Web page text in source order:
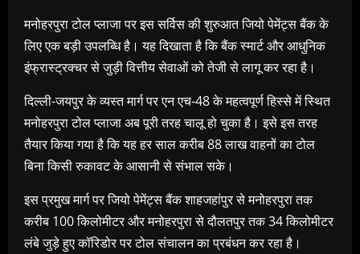
मनोहरपुरा टोल प्लाजा पर इस सर्विस की शुरुआत जियो पेमेंट्स बैंक के
लिए एक बड़ी उपलब्धि है। यह दिखाता है कि बैंक स्मार्ट और आधुनिक
इंफ्रास्ट्रक्चर से जुड़ी वित्तीय सेवाओं को तेजी से लागू कर रहा है।
दिल्ली-जयपुर के व्यस्त मार्ग पर एन एच-48 के महत्वपूर्ण हिस्से में स्थित
मनोहरपुरा टोल प्लाजा अब पूरी तरह चालू हो चुका है। इसे इस तरह
तैयार किया गया है कि यह हर साल करीब 88 लाख वाहनों का टोल
बिना किसी रुकावट के आसानी से संभाल सके।
इस प्रमुख मार्ग पर जियो पेमेंट्स बैंक शाहजहांपुर से मनोहरपुरा तक
करीब 100 किलोमीटर और मनोहरपुरा से दौलतपुर तक 34 किलोमीटर
लंबे जुड़े हुए कॉरिडोर पर टोल संचालन का प्रबंधन कर रहा है।